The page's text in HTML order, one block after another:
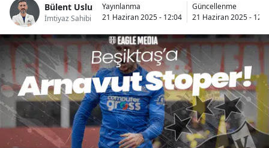
Bülent Uslu
İmtiyaz Sahibi
Yayınlanma
21 Haziran 2025 - 12:04
Güncellenme
21 Haziran 2025 -